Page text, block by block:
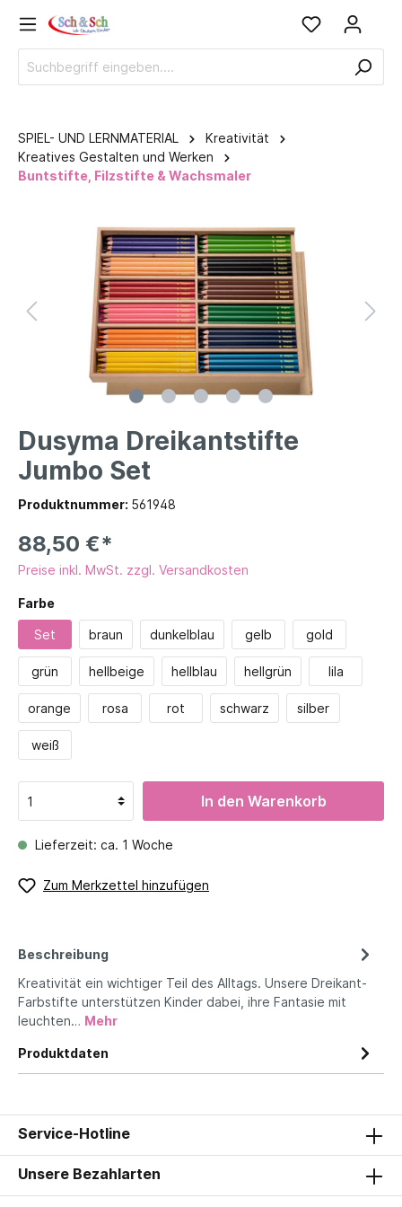
SPIEL- UND LERNMATERIAL
Kreativität
Kreatives Gestalten und Werken
Buntstifte, Filzstifte & Wachsmaler
Dusyma Dreikantstifte
Jumbo Set
Produktnummer: 561948
88,50 €*
Preise inkl. MwSt. zzgl. Versandkosten
Farbe
Set braun dunkelblau gelb gold
grün hellbeige hellblau hellgrün lila
orange rosa rot schwarz silber
weiß
In den Warenkorb
Lieferzeit: ca. 1 Woche
Zum Merkzettel hinzufügen
Beschreibung
Kreativität ein wichtiger Teil des Alltags. Unsere Dreikant-
Farbstifte unterstützen Kinder dabei, ihre Fantasie mit
leuchten… Mehr
Produktdaten
Service-Hotline
Unsere Bezahlarten